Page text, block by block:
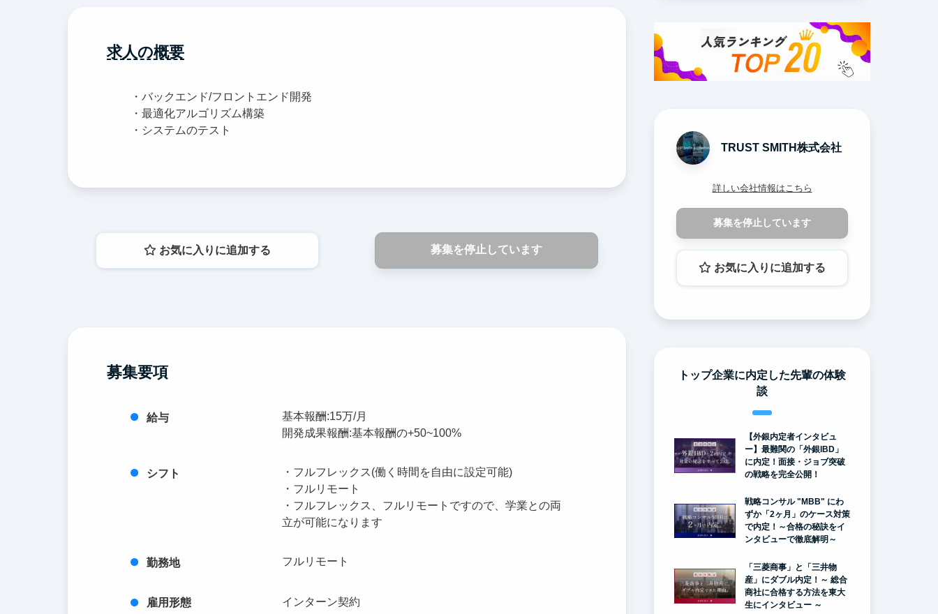
求人の概要
・バックエンド/フロントエンド開発
・最適化アルゴリズム構築
・システムのテスト
お気に入りに追加する 募集を停止しています
募集要項
給与
基本報酬:15万/月
開発成果報酬:基本報酬の+50~100%
シフト
・フルフレックス(働く時間を自由に設定可能)
・フルリモート
・フルフレックス、フルリモートですので、学業との両
立が可能になります
勤務地 フルリモート
雇用形態 インターン契約
TRUST SMITH株式会社
詳しい会社情報はこちら
募集を停止しています
お気に入りに追加する
トップ企業に内定した先輩の体験
談
【外銀内定者インタビュ
ー】最難関の「外銀IBD」
に内定！面接・ジョブ突破
の戦略を完全公開！
戦略コンサル "MBB" にわ
ずか「2ヶ月」のケース対策
で内定！～合格の秘訣をイ
ンタビューで徹底解明～
「三菱商事」と「三井物
産」にダブル内定！～ 総合
商社に合格する方法を東大
生にインタビュー ～